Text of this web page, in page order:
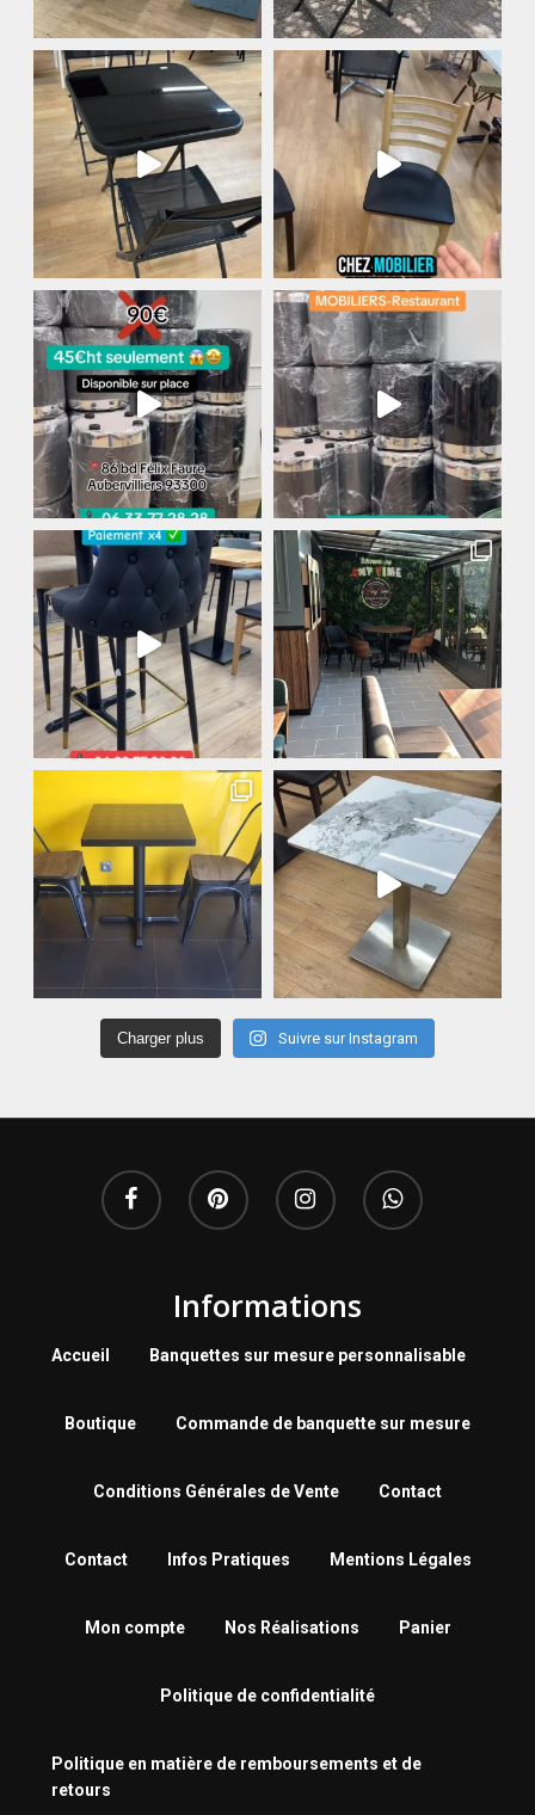
Charger plus Suivre sur Instagram
Informations
Accueil Banquettes sur mesure personnalisable
Boutique Commande de banquette sur mesure
Conditions Générales de Vente Contact
Contact Infos Pratiques Mentions Légales
Mon compte Nos Réalisations Panier
Politique de confidentialité
Politique en matière de remboursements et de
retours